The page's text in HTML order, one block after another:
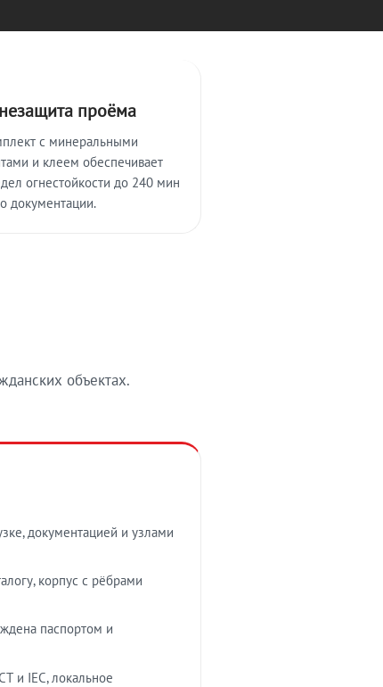
проёма
с минеральными
и клеем обеспечивает
огнестойкости до 240 мин
документации.
объектах.
документацией и узлами
корпус с рёбрами
паспортом и
и IEC, локальное